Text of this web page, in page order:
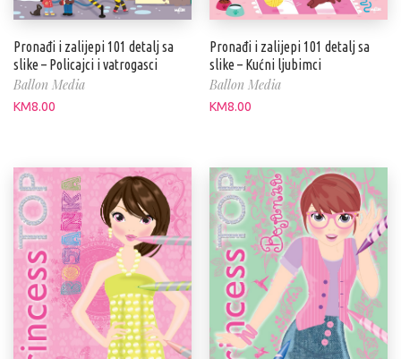
Pronađi i zalijepi 101 detalj sa
slike – Policajci i vatrogasci
Ballon Media
KM8.00
Pronađi i zalijepi 101 detalj sa
slike – Kućni ljubimci
Ballon Media
KM8.00